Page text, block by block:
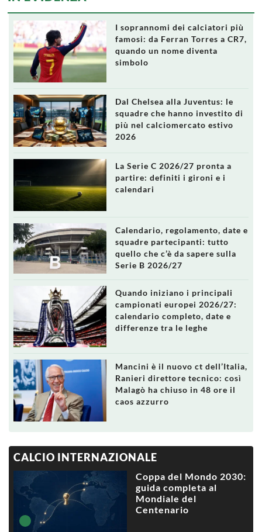
I soprannomi dei calciatori più
famosi: da Ferran Torres a CR7,
quando un nome diventa
simbolo
Dal Chelsea alla Juventus: le
squadre che hanno investito di
più nel calciomercato estivo
2026
La Serie C 2026/27 pronta a
partire: definiti i gironi e i
calendari
Calendario, regolamento, date e
squadre partecipanti: tutto
quello che c’è da sapere sulla
Serie B 2026/27
Quando iniziano i principali
campionati europei 2026/27:
calendario completo, date e
differenze tra le leghe
Mancini è il nuovo ct dell’Italia,
Ranieri direttore tecnico: così
Malagò ha chiuso in 48 ore il
caos azzurro
CALCIO INTERNAZIONALE
Coppa del Mondo 2030:
guida completa al
Mondiale del
Centenario